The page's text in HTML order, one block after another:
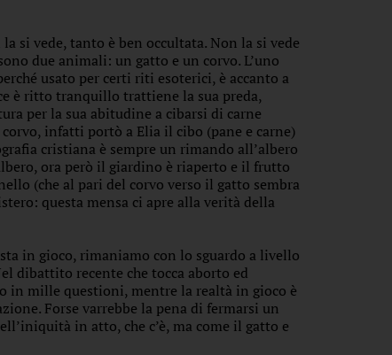
si vede, tanto è ben occultata. Non la si vede
due animali: un gatto e un corvo. L’uno
usato per certi riti esoterici, è accanto a
è ritto tranquillo trattiene la sua preda,
per la sua abitudine a cibarsi di carne
infatti portò a Elia il cibo (pane e carne)
cristiana è sempre un rimando all’albero
ora però il giardino è riaperto e il frutto
(che al pari del corvo verso il gatto sembra
questa mensa ci apre alla verità della
in gioco, rimaniamo con lo sguardo a livello
dibattito recente che tocca aborto ed
in mille questioni, mentre la realtà in gioco è
Forse varrebbe la pena di fermarsi un
in atto, che c’è, ma come il gatto e